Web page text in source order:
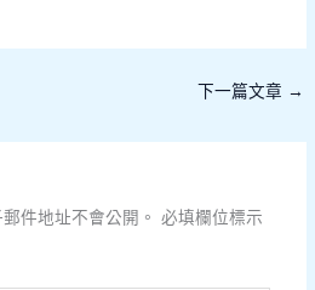
下一篇文章 →
件地址不會公開。 必填欄位標示